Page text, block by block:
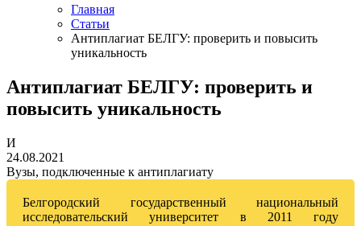
Главная
Статьи
Антиплагиат БЕЛГУ: проверить и повысить
уникальность
Антиплагиат БЕЛГУ: проверить и
повысить уникальность
И
24.08.2021
Вузы, подключенные к антиплагиату
Белгородский государственный национальный
исследовательский университет в 2011 году